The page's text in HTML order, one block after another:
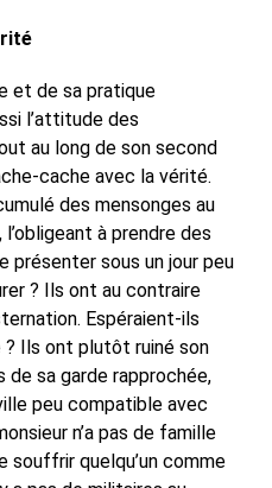
et de sa pratique
l’attitude des
au long de son second
cache avec la vérité.
des mensonges au
à prendre des
présenter sous un jour peu
? Ils ont au contraire
Espéraient-ils
? Ils ont plutôt ruiné son
sa garde rapprochée,
peu compatible avec
n’a pas de famille
souffrir quelqu’un comme